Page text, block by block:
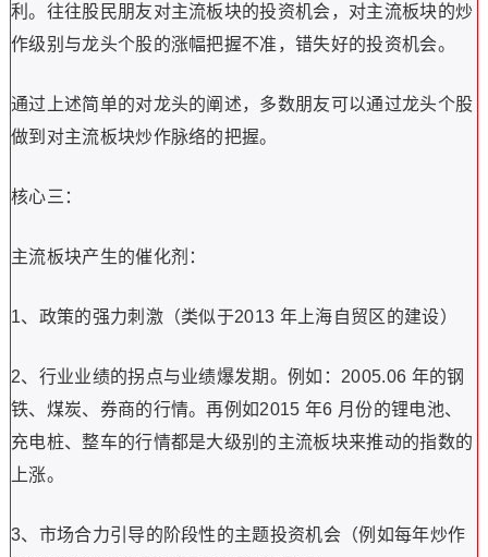
利。往往股民朋友对主流板块的投资机会，对主流板块的炒
作级别与龙头个股的涨幅把握不准，错失好的投资机会。
通过上述简单的对龙头的阐述，多数朋友可以通过龙头个股
做到对主流板块炒作脉络的把握。
核心三：
主流板块产生的催化剂：
1、政策的强力刺激（类似于2013 年上海自贸区的建设）
2、行业业绩的拐点与业绩爆发期。例如：2005.06 年的钢
铁、煤炭、券商的行情。再例如2015 年6 月份的锂电池、
充电桩、整车的行情都是大级别的主流板块来推动的指数的
上涨。
3、市场合力引导的阶段性的主题投资机会（例如每年炒作